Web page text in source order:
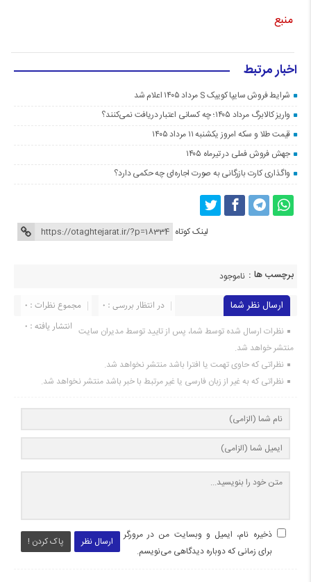
منبع
اخبار مرتبط
شرایط فروش سایپا کوییک S مرداد ۱۴۰۵ اعلام شد
واریز کالابرگ مرداد ۱۴۰۵؛ چه کسانی اعتبار دریافت نمی‌کنند؟
قیمت طلا و سکه امروز یکشنبه ۱۱ مرداد ۱۴۰۵
جهش فروش فملی در تیرماه ۱۴۰۵
واگذاری کارت بازرگانی به صورت اجاره‌ای چه حکمی دارد؟
لینک کوتاه
برچسب ها : ناموجود
ارسال نظر شما مجموع نظرات : 0
در انتظار بررسی : 0
انتشار یافته : 0 نظرات ارسال شده توسط شما، پس از تایید توسط مدیران سایت
منتشر خواهد شد.
نظراتی که حاوی تهمت یا افترا باشد منتشر نخواهد شد.
نظراتی که به غیر از زبان فارسی یا غیر مرتبط با خبر باشد منتشر نخواهد شد.
ارسال نظر پاک کردن !
ذخیره نام، ایمیل و وبسایت من در مرورگر
برای زمانی که دوباره دیدگاهی می‌نویسم.